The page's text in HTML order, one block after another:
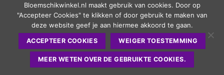
Volg ons op:
Bloemschikwinkel
Bloemschikwinkel.nl maakt gebruik van cookies. Door op
"Accepteer Cookies" te klikken of door gebruik te maken van
deze website geef je aan hiermee akkoord te gaan.
ACCEPTEER COOKIES WEIGER TOESTEMMING
MEER WETEN OVER DE GEBRUIKTE COOKIES.